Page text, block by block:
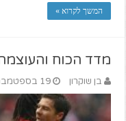
המשך לקרוא »
מדד הכוח
בן שוקרון 19 בספטמבר 2016